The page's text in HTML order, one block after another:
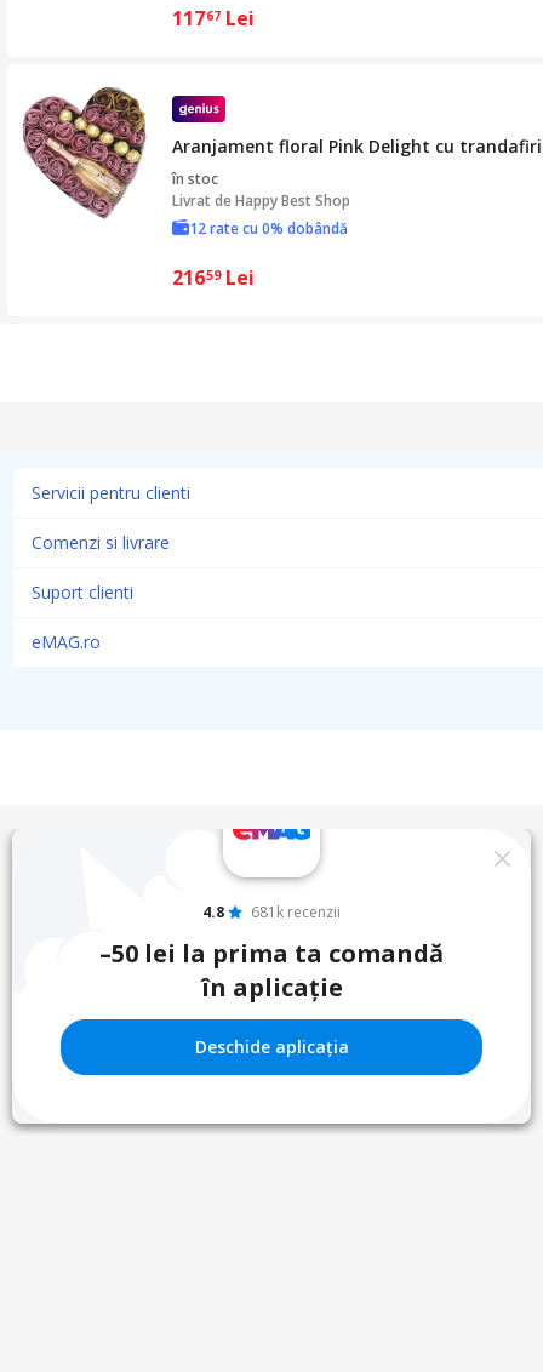
11767 Lei
Aranjament floral Pink Delight cu trandafiri
în stoc
Livrat deHappy Best Shop
12 rate cu 0% dobândă
21659 Lei
Servicii pentru clienti
Comenzi si livrare
Suport clienti
eMAG.ro
4.8 681k recenzii
–50 lei la prima ta comandă
în aplicație
Deschide aplicația